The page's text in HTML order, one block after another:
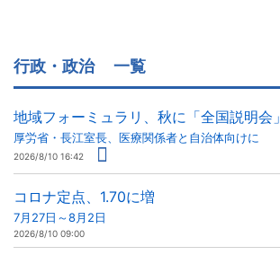
行政・政治 一覧
地域フォーミュラリ、秋に「全国説明会」
厚労省・長江室長、医療関係者と自治体向けに
2026/8/10 16:42
コロナ定点、1.70に増
7月27日～8月2日
2026/8/10 09:00